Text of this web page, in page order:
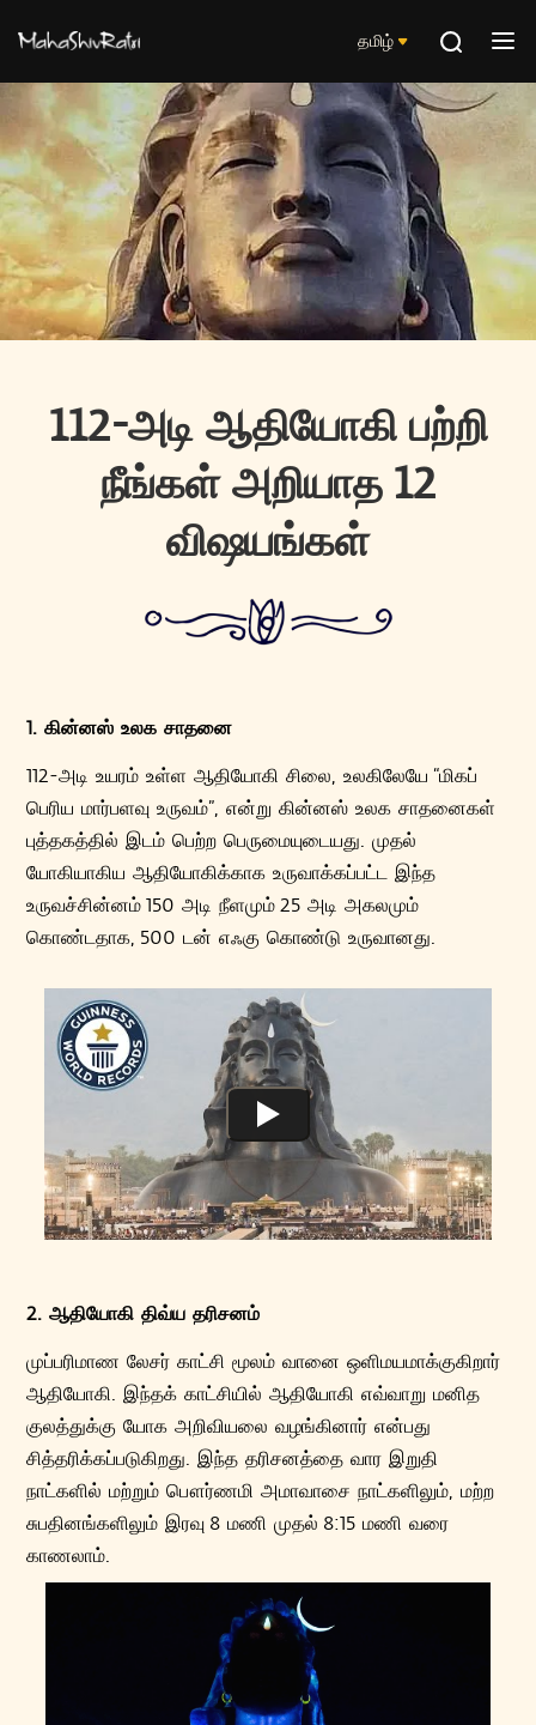
தமிழ்
112-அடி ஆதியோகி பற்றி
நீங்கள் அறியாத 12
விஷயங்கள்
1. கின்னஸ் உலக சாதனை
112-அடி உயரம் உள்ள ஆதியோகி சிலை, உலகிலேயே “மிகப்
பெரிய மார்பளவு உருவம்”, என்று கின்னஸ் உலக சாதனைகள்
புத்தகத்தில் இடம் பெற்ற பெருமையுடையது. முதல்
யோகியாகிய ஆதியோகிக்காக உருவாக்கப்பட்ட இந்த
உருவச்சின்னம் 150 அடி நீளமும் 25 அடி அகலமும்
கொண்டதாக, 500 டன் எஃகு கொண்டு உருவானது.
2. ஆதியோகி திவ்ய தரிசனம்
முப்பரிமாண லேசர் காட்சி மூலம் வானை ஒளிமயமாக்குகிறார்
ஆதியோகி. இந்தக் காட்சியில் ஆதியோகி எவ்வாறு மனித
குலத்துக்கு யோக அறிவியலை வழங்கினார் என்பது
சித்தரிக்கப்படுகிறது. இந்த தரிசனத்தை வார இறுதி
நாட்களில் மற்றும் பௌர்ணமி அமாவாசை நாட்களிலும், மற்ற
சுபதினங்களிலும் இரவு 8 மணி முதல் 8:15 மணி வரை
காணலாம்.